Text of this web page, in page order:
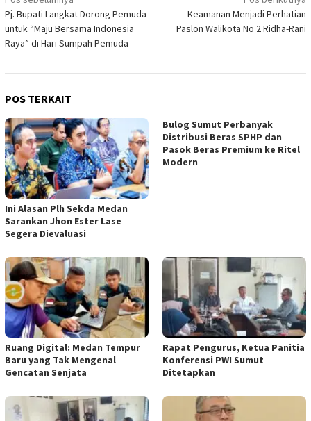
pos
Pj. Bupati Langkat Dorong Pemuda
untuk “Maju Bersama Indonesia
Raya” di Hari Sumpah Pemuda
Keamanan Menjadi Perhatian
Paslon Walikota No 2 Ridha-Rani
POS TERKAIT
Ini Alasan Plh Sekda Medan
Sarankan Jhon Ester Lase
Segera Dievaluasi
Bulog Sumut Perbanyak
Distribusi Beras SPHP dan
Pasok Beras Premium ke Ritel
Modern
Ruang Digital: Medan Tempur
Baru yang Tak Mengenal
Gencatan Senjata
Rapat Pengurus, Ketua Panitia
Konferensi PWI Sumut
Ditetapkan